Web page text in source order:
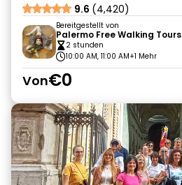
9.6 (4,420)
Bereitgestellt von
Palermo Free Walking Tours
2 stunden
10:00 AM, 11:00 AM+1 Mehr
Von€0